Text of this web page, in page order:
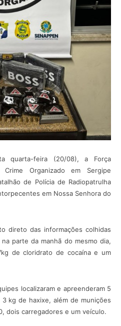
quarta-feira (20/08), a Força
Organizado em Sergipe
de Polícia de Radiopatrulha
em Nossa Senhora do
direto das informações colhidas
parte da manhã do mesmo dia,
de cloridrato de cocaína e um
localizaram e apreenderam 5
kg de haxixe, além de munições
dois carregadores e um veículo.